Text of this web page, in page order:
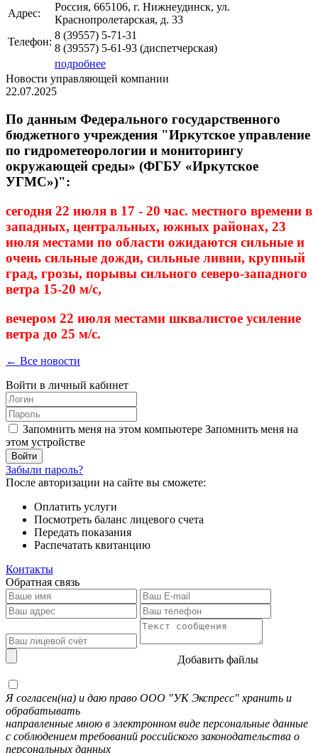
Адрес:
Россия, 665106, г. Нижнеудинск, ул.
Краснопролетарская, д. 33
Телефон:
8 (39557) 5-71-31
8 (39557) 5-61-93 (диспетчерская)
подробнее
Новости управляющей компании
22.07.2025
По данным Федерального государственного
бюджетного учреждения "Иркутское управление
по гидрометеорологии и мониторингу
окружающей среды» (ФГБУ «Иркутское
УГМС»)":
сегодня 22 июля в 17 - 20 час. местного времени в
западных, центральных, южных районах, 23
июля местами по области ожидаются сильные и
очень сильные дожди, сильные ливни, крупный
град, грозы, порывы сильного северо-западного
ветра 15-20 м/с,
вечером 22 июля местами шквалистое усиление
ветра до 25 м/с.
← Все новости
Войти в личный кабинет
Запомнить меня на этом компьютере Запомнить меня на
этом устройстве
Забыли пароль?
После авторизации на сайте вы сможете:
Оплатить услуги
Посмотреть баланс лицевого счета
Передать показания
Распечатать квитанцию
Контакты
Обратная связь
Добавить файлы
Я согласен(на) и даю право ООО "УК Экспресс" хранить и
обрабатывать
направленные мною в электронном виде персональные данные
с соблюдением требований российского законодательства о
персональных данных